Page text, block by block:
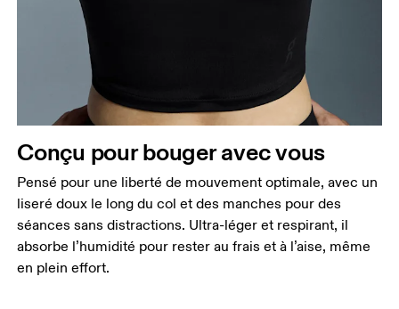
Conçu pour bouger avec vous
Pensé pour une liberté de mouvement optimale, avec un
liseré doux le long du col et des manches pour des
séances sans distractions. Ultra-léger et respirant, il
absorbe l’humidité pour rester au frais et à l’aise, même
en plein effort.